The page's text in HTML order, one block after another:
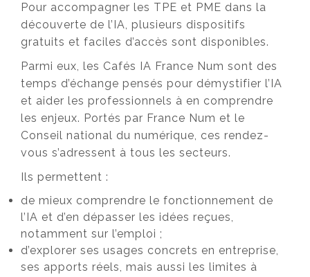
Pour accompagner les TPE et PME dans la
découverte de l’IA, plusieurs dispositifs
gratuits et faciles d’accès sont disponibles.
Parmi eux, les Cafés IA France Num sont des
temps d’échange pensés pour démystifier l’IA
et aider les professionnels à en comprendre
les enjeux. Portés par France Num et le
Conseil national du numérique, ces rendez-
vous s’adressent à tous les secteurs.
Ils permettent :
de mieux comprendre le fonctionnement de
l’IA et d’en dépasser les idées reçues,
notamment sur l’emploi ;
d’explorer ses usages concrets en entreprise,
ses apports réels, mais aussi les limites à